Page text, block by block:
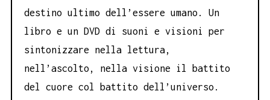
destino ultimo dell’essere umano. Un
libro e un DVD di suoni e visioni per
sintonizzare nella lettura,
nell’ascolto, nella visione il battito
del cuore col battito dell’universo.